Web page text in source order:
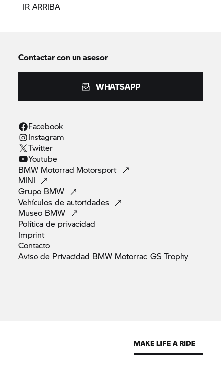
IR ARRIBA
Contactar con un asesor
WHATSAPP
Facebook
Instagram
Twitter
Youtube
BMW Motorrad Motorsport
MINI
Grupo BMW
Vehículos deautoridades
Museo BMW
Política de privacidad
Imprint
Contacto
Aviso de Privacidad BMW Motorrad GSTrophy